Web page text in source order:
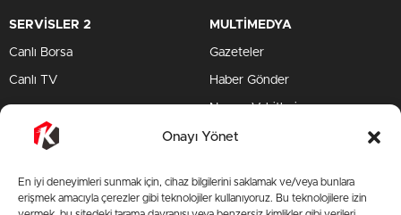
Onayı Yönet
En iyi deneyimleri sunmak için, cihaz bilgilerini saklamak ve/veya bunlara
erişmek amacıyla çerezler gibi teknolojiler kullanıyoruz. Bu teknolojilere izin
SERVİSLER 2
Canlı Borsa
Canlı TV
MULTİMEDYA
Gazeteler
Haber Gönder
Namaz Vakitleri
TV Yayın Akışları
TV Yayın Akışları